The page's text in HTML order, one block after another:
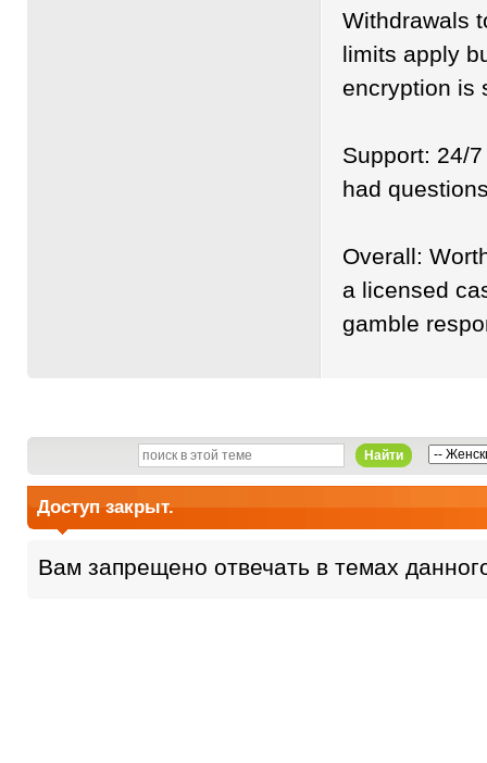
Withdrawals
limits apply
encryption is
Support: 24/
had
Overall:
a licensed
gamble
Найти
Доступ закрыт.
Вам запрещено отвечать в темах